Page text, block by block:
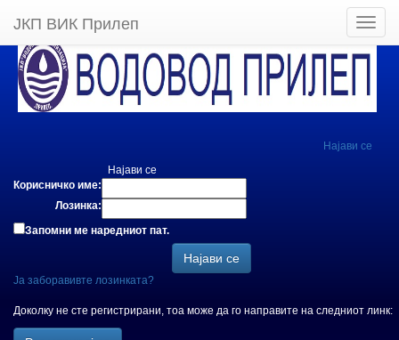
ЈКП ВИК Прилеп
Најави се
Најави се
Корисничко име:
Лозинка:
Запомни ме наредниот пат.
Ја заборавивте лозинката?
Доколку не сте регистрирани, тоа може да го направите на следниот линк: